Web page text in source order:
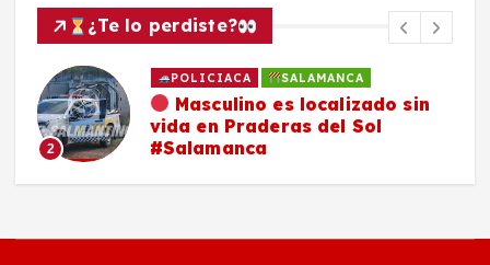
¿Te lo perdiste?
3
SALAMANCA
Familia de Daniel Flores
continúa en su búsqueda y pide
compartir ficha de localización